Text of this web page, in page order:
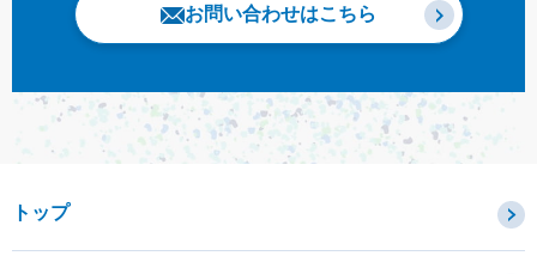
お問い合わせはこちら
トップ